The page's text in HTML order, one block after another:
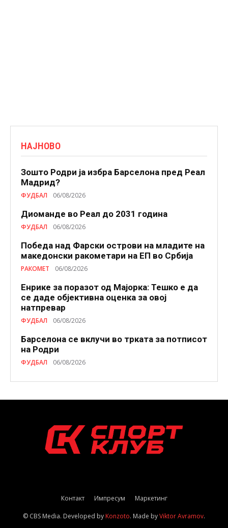
НАЈНОВО
Зошто Родри ја избра Барселона пред Реал
Мадрид?
ФУДБАЛ 06/08/2026
Диоманде во Реал до 2031 година
ФУДБАЛ 06/08/2026
Победа над Фарски острови на младите на
македонски ракометари на ЕП во Србија
РАКОМЕТ 06/08/2026
Енрике за поразот од Мајорка: Тешко е да
се даде објективна оценка за овој
натпревар
ФУДБАЛ 06/08/2026
Барселона се вклучи во трката за потписот
на Родри
ФУДБАЛ 06/08/2026
Контакт Импресум Маркетинг
© CBS Media. Developed byKonzoto. Made byViktor Avramov.